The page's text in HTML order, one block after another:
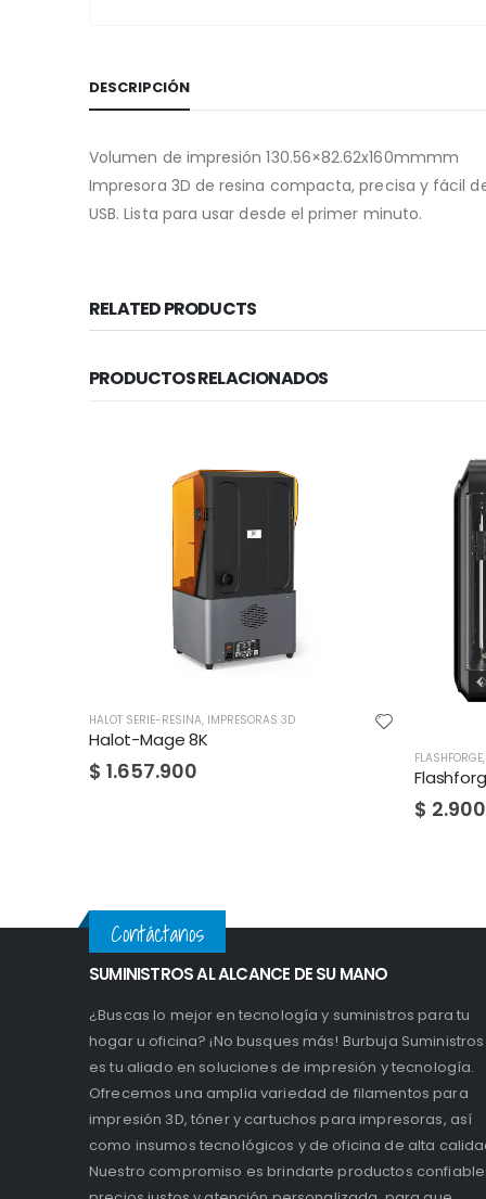
DESCRIPCIÓN
Volumen de impresión 130.56×82.62x160mmmm
Impresora 3D de resina compacta, precisa y fácil
USB. Lista para usar desde el primer minuto.
RELATED PRODUCTS
PRODUCTOS RELACIONADOS
SERIE-RESINA,IMPRESORAS 3D
Mage 8K
1.657.900 IMPRESORAS 3D
Flashforge
2.900.000
Contáctanos
SUMINISTROS AL ALCANCE DE SU MANO
¿Buscas lo mejor en tecnología y suministros para tu
hogar u oficina? ¡No busques más! Burbuja Suministros
es tu aliado en soluciones de impresión y tecnología.
Ofrecemos una amplia variedad de filamentos para
impresión 3D, tóner y cartuchos para impresoras, así
como insumos tecnológicos y de oficina de alta
Nuestro compromiso es brindarte productos